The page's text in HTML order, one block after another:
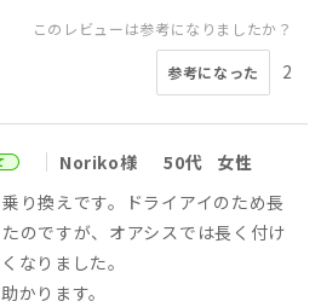
このレビューは参考になりましたか？
参考になった 2
Noriko様 50代
女性
り換えです。ドライアイのため長
のですが、オアシスでは長く付け
なりました。
かります。